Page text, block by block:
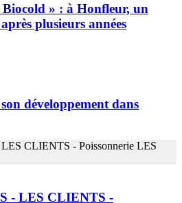
Biocold » : à Honfleur, un
plusieurs années
développement dans
- LES CLIENTS -